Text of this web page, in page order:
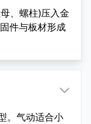
、螺柱)压入金
件与板材形成
。气动适合小